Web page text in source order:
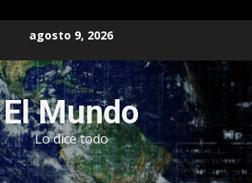
agosto 9, 2026
El Mundo
Lo dice todo